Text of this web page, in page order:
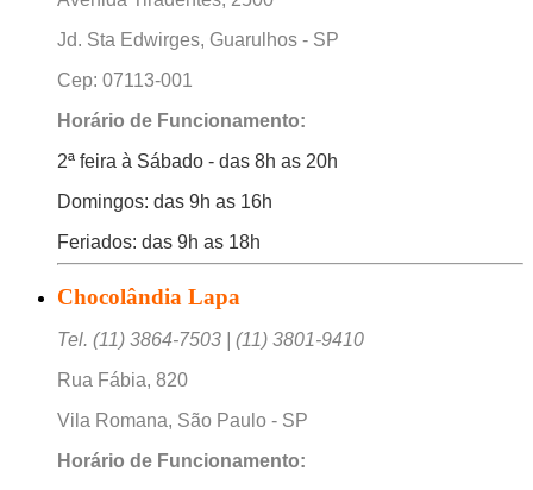
Jd. Sta Edwirges, Guarulhos - SP
Cep: 07113-001
Horário de Funcionamento:
2ª feira à Sábado - das 8h as 20h
Domingos: das 9h as 16h
Feriados: das 9h as 18h
Chocolândia Lapa
Tel. (11) 3864-7503 | (11) 3801-9410
Rua Fábia, 820
Vila Romana, São Paulo - SP
Horário de Funcionamento: